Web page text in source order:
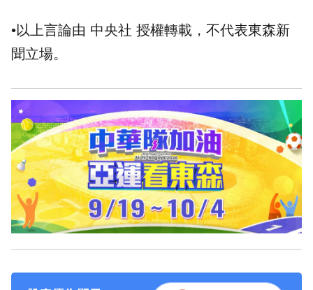
•以上言論由 中央社 授權轉載，不代表東森新
聞立場。